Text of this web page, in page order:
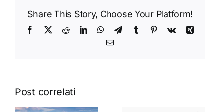
Share This Story, Choose Your Platform!
Facebook
X RedditLinkedInWhatsApp
TelegramTumblr Pinterest
Vk
Xing
Email
Post correlati